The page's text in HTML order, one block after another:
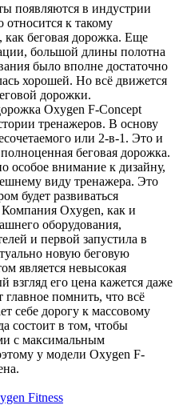
появляются в индустрии
относится к такому
беговая дорожка. Еще
большой длины полотна
было вполне достаточно
хорошей. Но всё движется
дорожки.
Oxygen F-Concept
тренажеров. В основу
или 2-в-1. Это и
беговая дорожка.
особое внимание к дизайну,
виду тренажера. Это
будет развиваться
Oxygen, как и
оборудования,
и первой запустила в
новую беговую
является невысокая
взгляд его цена кажется даже
помнить, что всё
себе дорогу к массовому
состоит в том, чтобы
с максимальным
у модели Oxygen F-
Fitness